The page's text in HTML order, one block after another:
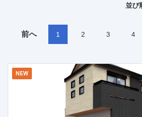
並び
前へ 1 2 3 4
NEW